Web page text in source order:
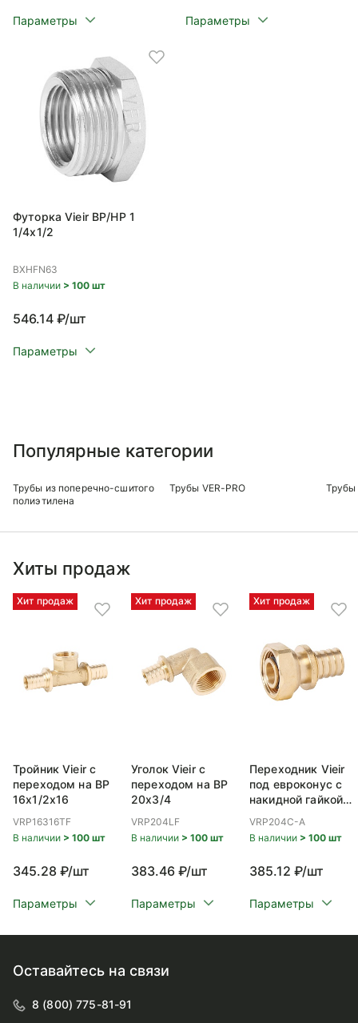
Параметры Параметры
Футорка Vieir ВР/НР 1
1/4x1/2
BXHFN63
В наличии > 100 шт
546.14 ₽/шт
Параметры
Популярные категории
Трубы из поперечно-сшитого
полиэтилена
Трубы VER-PRO Трубы
Хиты продаж
Хит продаж
Тройник Vieir с
переходом на ВР
16x1/2x16
VRP16316TF
В наличии > 100 шт
345.28 ₽/шт
Параметры
Хит продаж
Уголок Vieir с
переходом на ВР
20x3/4
VRP204LF
В наличии > 100 шт
383.46 ₽/шт
Параметры
Хит продаж
Переходник Vieir
под евроконус с
накидной гайкой
VRP204C-A
В наличии > 100 шт
385.12 ₽/шт
Параметры
Оставайтесь на связи
8 (800) 775-81-91